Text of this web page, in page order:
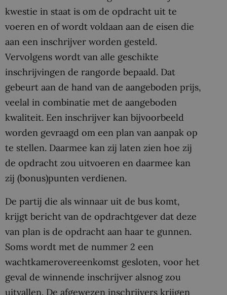
kwestie in staat is om de opdracht uit te
voeren en of wordt voldaan aan de eisen die
aan een inschrijver worden gesteld.
Vervolgens wordt van alle geschikte
inschrijvingen de rangorde bepaald. Dat
gebeurt aan de hand van de aangeboden prijs,
veelal in combinatie met de aangeboden
kwaliteit. Een inschrijver kan bijvoorbeeld
worden gevraagd om een plan van aanpak op
te stellen. Daarmee kan zij laten zien hoe zij
de opdracht zou uitvoeren en daarmee kan
zij (bonus)punten verdienen.
De partij die als winnaar uit de bus komt,
krijgt bericht van de opdrachtgever dat deze
van plan is de opdracht aan haar te gunnen.
Soms wordt met de nummer 2 een
wachtkamerovereenkomst gesloten, voor het
geval de winnende inschrijver alsnog zou
uitvallen. De afgewezen inschrijvers krijgen